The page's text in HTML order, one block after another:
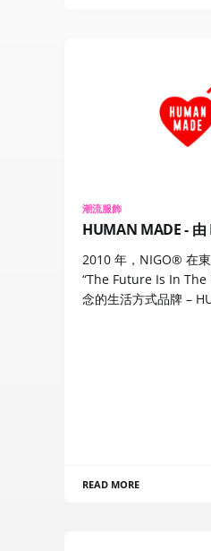
潮流服飾
HUMAN MADE - 由
2010 年，NIGO® 在
“The Future Is In The
念的生活方式品牌 –
READ MORE